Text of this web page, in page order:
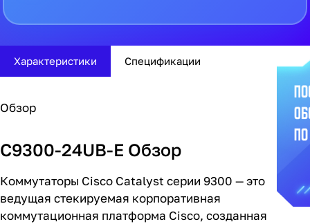
Характеристики Спецификации
Обзор
C9300-24UB-E Обзор
Коммутаторы Cisco Catalyst серии 9300 — это
ведущая стекируемая корпоративная
коммутационная платформа Cisco, созданная